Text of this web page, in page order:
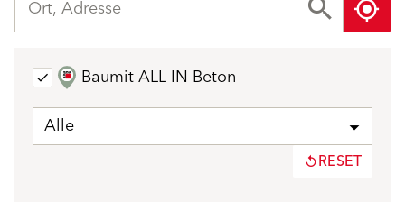
partners_filter_by_type_legend
Baumit ALL IN Beton
Alle
replayRESET